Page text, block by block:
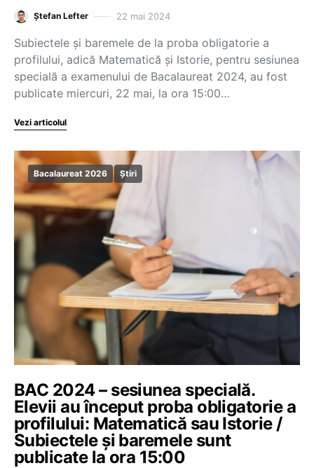
Ștefan Lefter 22 mai 2024
Subiectele și baremele de la proba obligatorie a
profilului, adică Matematică și Istorie, pentru sesiunea
specială a examenului de Bacalaureat 2024, au fost
publicate miercuri, 22 mai, la ora 15:00…
Vezi articolul
Bacalaureat 2026 Știri
BAC 2024 – sesiunea specială.
Elevii au început proba obligatorie a
profilului: Matematică sau Istorie /
Subiectele și baremele sunt
publicate la ora 15:00